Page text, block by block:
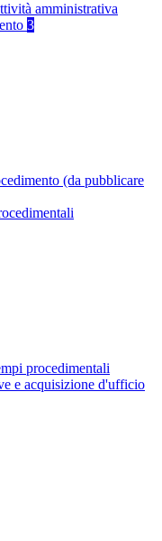
amministrativa
3
(da pubblicare
procedimentali
e acquisizione d'ufficio